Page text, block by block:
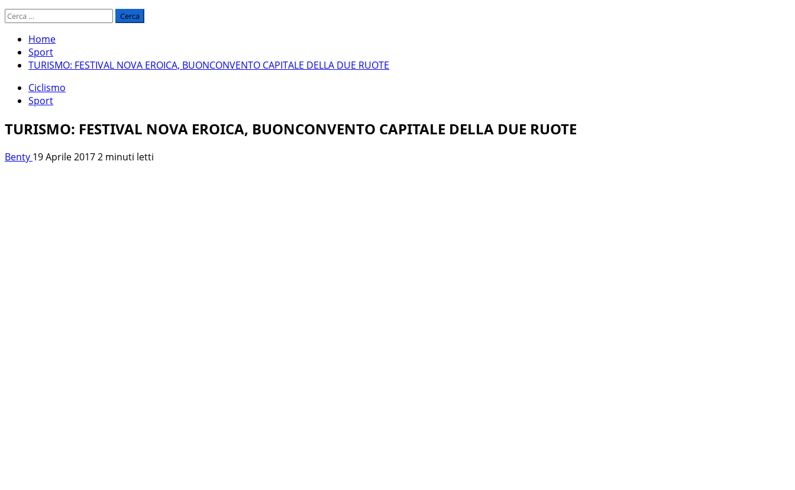
Ricerca
Home
Sport
TURISMO: FESTIVAL NOVA EROICA, BUONCONVENTO CAPITALE DELLA DUE RUOTE
Ciclismo
Sport
TURISMO: FESTIVAL NOVA EROICA, BUONCONVENTO CAPITALE DELLA DUE RUOTE
Benty 19 Aprile 20172 minuti letti